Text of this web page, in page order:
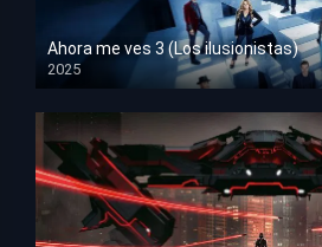
Ahora me ves 3 (Los ilusionistas)
2025
HD 1080p